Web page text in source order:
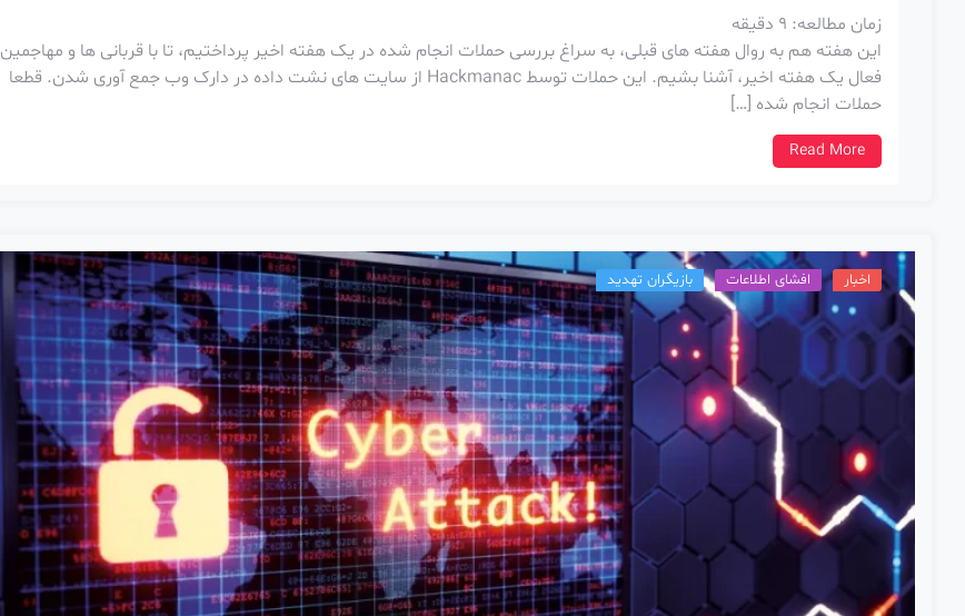
زمان مطالعه: 9 دقیقه
این هفته هم به روال هفته های قبلی، به سراغ بررسی حملات انجام شده در یک هفته اخیر پرداختیم، تا با قربانی ها و مهاجمین
فعال یک هفته اخیر، آشنا بشیم. این حملات توسط Hackmanac از سایت های نشت داده در دارک وب جمع آوری شدن. قطعا
حملات انجام شده […]
Read More
اخبار افشای اطلاعات بازیگران تهدید